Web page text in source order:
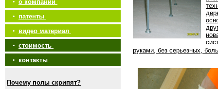
• о компании
• патенты
• видео материал
• стоимость
• контакты
Почему полы скрипят?
руками, без серьезных,